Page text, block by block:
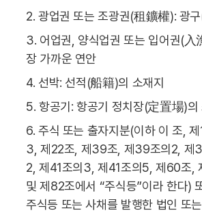
2. 광업권 또는 조광권(租鑛權): 광
3. 어업권, 양식업권 또는 입어권(入
장 가까운 연안
4. 선박: 선적(船籍)의 소재지
5. 항공기: 항공기 정치장(定置場)의
6. 주식 또는 출자지분(이하 이 조,
3, 제22조, 제39조, 제39조의2, 제
2, 제41조의3, 제41조의5, 제60조,
및 제82조에서 “주식등”이라 한다)
주식등 또는 사채를 발행한 법인 또